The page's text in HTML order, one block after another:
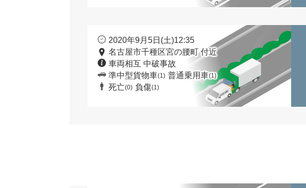
2020年9月5日(土)12:35
名古屋市千種区宮の腰町 付近
車両相互 中破事故
準中型貨物車(1) 普通乗用車(1)
死亡(0) 負傷(1)